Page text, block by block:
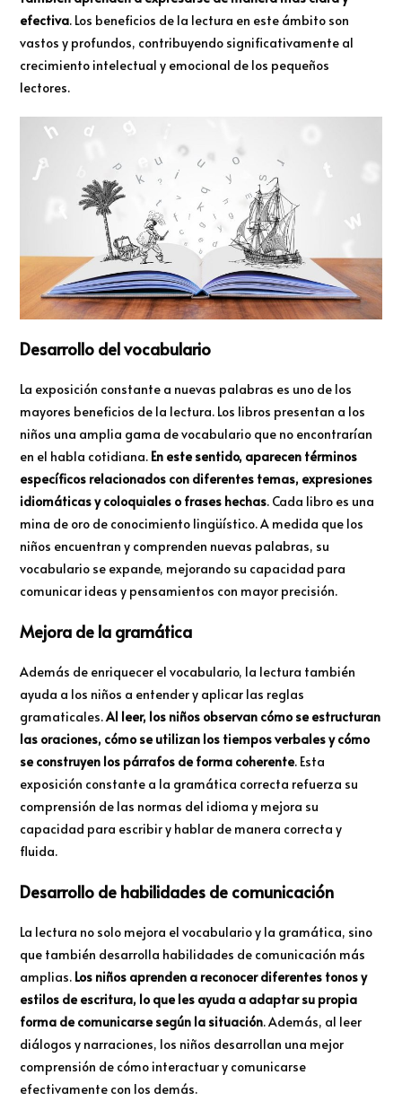
efectiva. Los beneficios de la lectura en este ámbito son
vastos y profundos, contribuyendo significativamente al
crecimiento intelectual y emocional de los pequeños
lectores.
Desarrollo del vocabulario
La exposición constante a nuevas palabras es uno de los
mayores beneficios de la lectura. Los libros presentan a los
niños una amplia gama de vocabulario que no encontrarían
en el habla cotidiana. En este sentido, aparecen términos
específicos relacionados con diferentes temas, expresiones
idiomáticas y coloquiales o frases hechas. Cada libro es una
mina de oro de conocimiento lingüístico. A medida que los
niños encuentran y comprenden nuevas palabras, su
vocabulario se expande, mejorando su capacidad para
comunicar ideas y pensamientos con mayor precisión.
Mejora de la gramática
Además de enriquecer el vocabulario, la lectura también
ayuda a los niños a entender y aplicar las reglas
gramaticales.Al leer, los niños observan cómo se estructuran
las oraciones, cómo se utilizan los tiempos verbales y cómo
se construyen los párrafos de forma coherente. Esta
exposición constante a la gramática correcta refuerza su
comprensión de las normas del idioma y mejora su
capacidad para escribir y hablar de manera correcta y
fluida.
Desarrollo de habilidades de comunicación
La lectura no solo mejora el vocabulario y la gramática, sino
que también desarrolla habilidades de comunicación más
amplias. Los niños aprenden a reconocer diferentes tonos y
estilos de escritura, lo que les ayuda a adaptar su propia
forma de comunicarse según la situación. Además, al leer
diálogos y narraciones, los niños desarrollan una mejor
comprensión de cómo interactuar y comunicarse
efectivamente con los demás.